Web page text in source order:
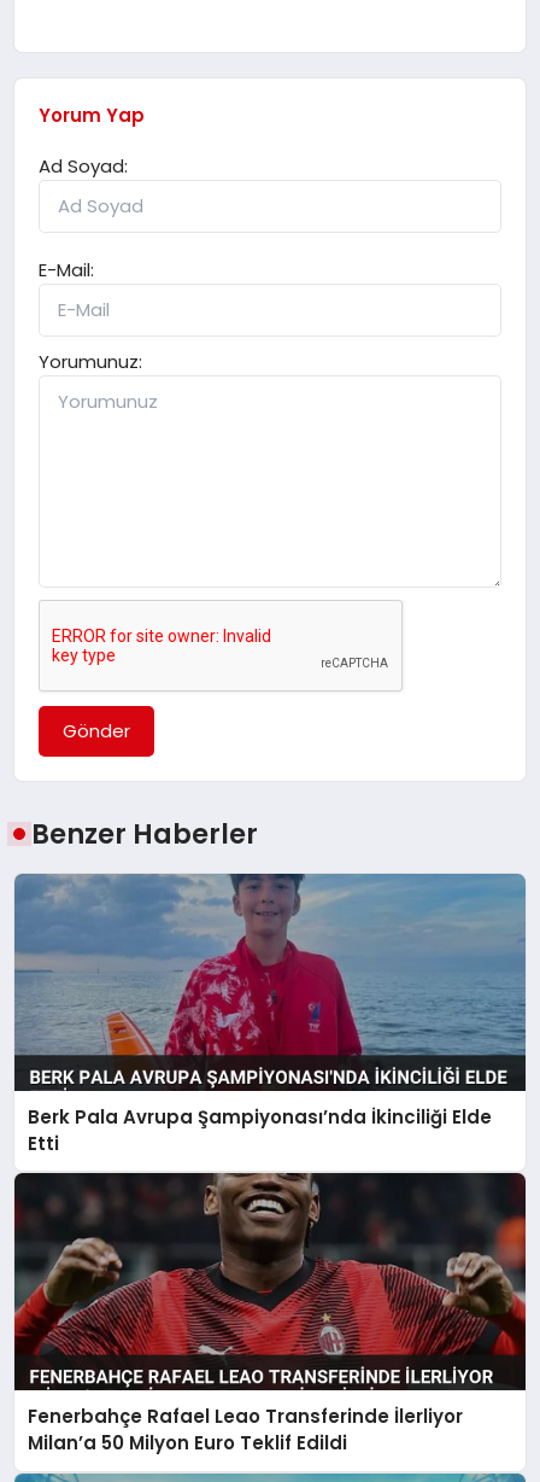
Yorum Yap
Ad Soyad:
E-Mail:
Yorumunuz:
Gönder
Benzer Haberler
Berk Pala Avrupa Şampiyonası’nda İkinciliği Elde
Etti
Fenerbahçe Rafael Leao Transferinde İlerliyor
Milan’a 50 Milyon Euro Teklif Edildi